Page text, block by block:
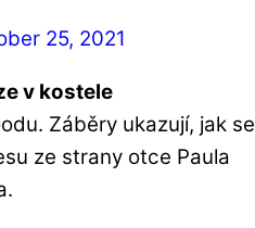
25, 2021
v kostele
Záběry ukazují, jak se
ze strany otce Paula